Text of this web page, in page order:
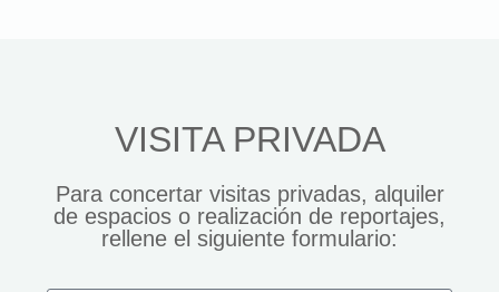
VISITA PRIVADA
Para concertar visitas privadas, alquiler
de espacios o realización de reportajes,
rellene el siguiente formulario: